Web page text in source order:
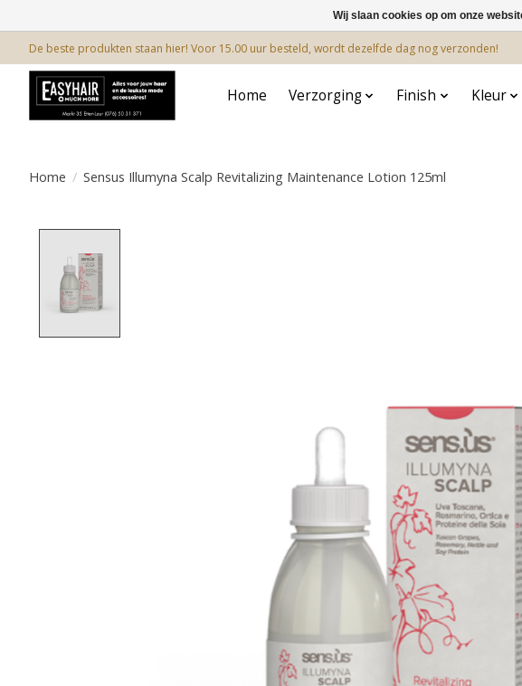
De beste produkten staan hier! Voor 15.00 uur besteld, wordt dezelfde dag nog verzonden!
Home Verzorging Finish Kleur
Home / Sensus Illumyna Scalp Revitalizing Maintenance Lotion 125ml
Wij slaan cookies op om onze